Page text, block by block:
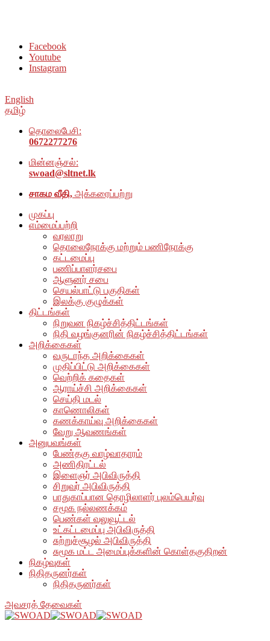
Facebook
Youtube
Instagram
English
தமிழ்
தொலைபேசி:
0672277276
மின்னஞ்சல்:
swoad@sltnet.lk
சாகம வீதி, அக்கரைப்பற்று
முகப்பு
எம்மைப்பற்றி
வரலாறு
தொலைநோக்கு மற்றும் பணிநோக்கு
கட்டமைப்பு
பணிப்பாளர்சபை
ஆளுனர் சபை
செயல்பாட்டு பகுதிகள்
இலக்கு குழுக்கள்
திட்டங்கள்
நிறுவன நிகழ்ச்சித்திட்டங்கள்
நிதி வழங்குனரின் நிகழ்ச்சித்திட்டங்கள்
அறிக்கைகள்
வருடாந்த அறிக்கைகள்
முதிப்பிட்டு அறிக்கைகள்
வெற்றிக் கதைகள்
ஆராய்ச்சி அறிக்கைகள்
செய்தி மடல்
காணொலிகள்
கணக்காய்வு அறிக்கைகள்
வேறு ஆவணங்கள்
அனுபவங்கள்
பேண்தகு வாழ்வாதாரம்
அணிதிரட்டல்
இளைஞர் அபிவிருத்தி
சிறுவர் அபிவிருத்தி
பாதுகாப்பான தொழிலாளர் புலம்பெயர்வு
சமூக நல்லணக்கம்
பெண்கள் வலுவூட்டல்
உட்கட்டமைப்பு அபிவிருத்தி
சுற்றுச்சூழல் அபிவிருத்தி
சுமூக மட்ட அமைப்புக்களின் கொள்தகுதிறன்
நிகழ்வுகள்
நிதிதருனர்கள்
நிதிதருனர்கள்
அவசரத் தேவைகள்